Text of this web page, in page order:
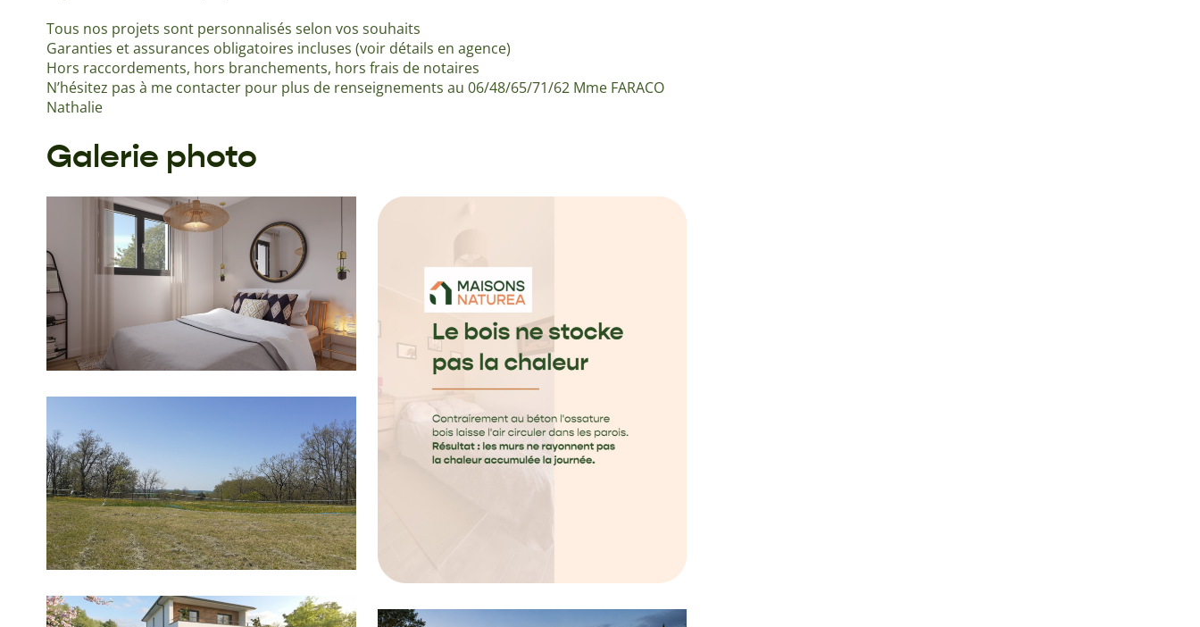
Tous nos projets sont personnalisés selon vos souhaits
Garanties et assurances obligatoires incluses (voir détails en agence)
Hors raccordements, hors branchements, hors frais de notaires
N’hésitez pas à me contacter pour plus de renseignements au 06/48/65/71/62 Mme FARACO
Nathalie
Galerie photo